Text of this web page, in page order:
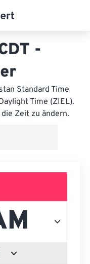
-
Standard Time
Time (ZIEL).
Zeit zu ändern.